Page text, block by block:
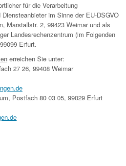
für die Verarbeitung
im Sinne der EU-DSGVO
Marstallstr. 2, 99423 Weimar und als
Landesrechenzentrum (im Folgenden
Erfurt.
erreichen Sie unter:
27 26, 99408 Weimar
Postfach 80 03 05, 99029 Erfurt